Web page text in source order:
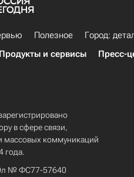
Полезное
Город:
Продукты и сервисы Пресс-
в сфере связи,
массовых коммуникаций
года.
Эл № ФС77-57640